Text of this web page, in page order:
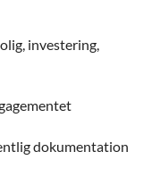
investering,
dokumentation